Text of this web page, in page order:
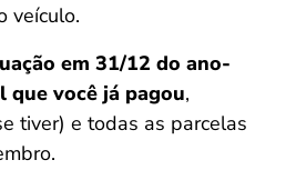
veículo.
em 31/12 do ano-
que você já pagou,
tiver) e todas as parcelas